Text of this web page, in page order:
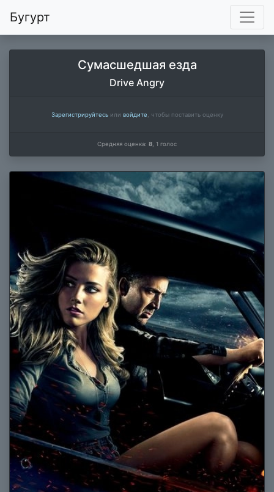
Бугурт
Сумасшедшая езда
Drive Angry
Зарегистрируйтесьили войдите , чтобы поставить оценку
Средняя оценка: 8 1 голос